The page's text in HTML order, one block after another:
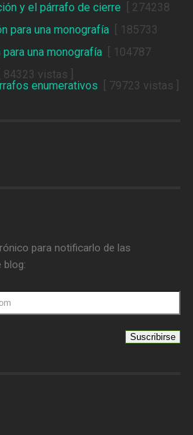
y el párrafo de cierre [ 274238
para una monografía[ 185733
una monografía[ 104787
84323 vistas ]
enumerativos [ 79723 vistas ]
para notificarlo de las
blog: